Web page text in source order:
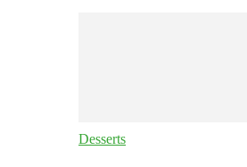
Desserts